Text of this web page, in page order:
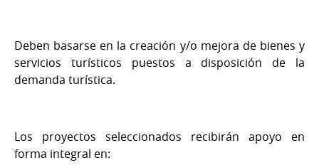
Deben basarse en la creación y/o mejora de bienes y
servicios turísticos puestos a disposición de la
demanda turística.
Los proyectos seleccionados recibirán apoyo en
forma integral en: